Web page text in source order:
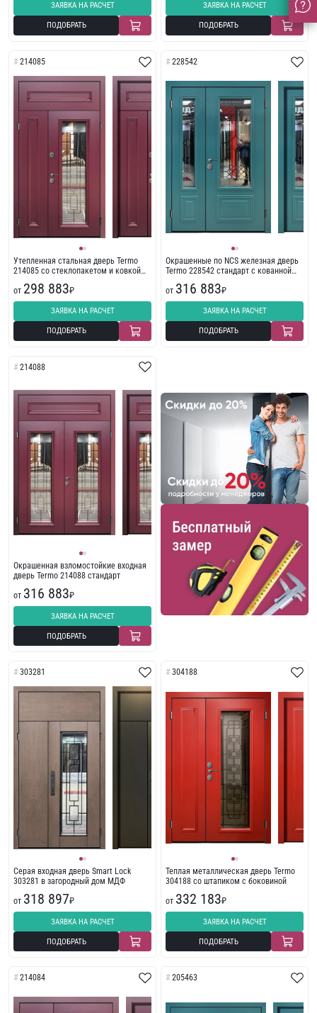
ЗАЯВКА НА РАСЧЕТ
ПОДОБРАТЬ
ЗАЯВКА НА РАСЧЕТ
ПОДОБРАТЬ
214085
Утепленная стальная дверь Termo
214085 со стеклопакетом и ковкой
от 298 883₽
ЗАЯВКА НА РАСЧЕТ
ПОДОБРАТЬ
228542
Окрашенные по NCS железная дверь
Termo 228542 стандарт с кованной
от 316 883₽
ЗАЯВКА НА РАСЧЕТ
ПОДОБРАТЬ
214088
Окрашенная взломостойкие входная
дверь Termo 214088 стандарт
от 316 883₽
ЗАЯВКА НА РАСЧЕТ
ПОДОБРАТЬ
303281
Серая входная дверь Smart Lock
303281 в загородный дом МДФ
от 318 897₽
ЗАЯВКА НА РАСЧЕТ
ПОДОБРАТЬ
304188
Теплая металлическая дверь Termo
304188 со штапиком с боковиной
от 332 183₽
ЗАЯВКА НА РАСЧЕТ
ПОДОБРАТЬ
214084 205463